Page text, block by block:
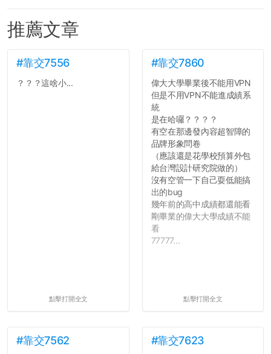
推薦文章
#靠交7556
？？？這啥小...
點擊打開全文
#靠交7860
偉大大學畢業後不能用VPN
但是不用VPN不能進成績系
統
是在哈囉？？？？
有空在那邊發內容超智障的
品牌形象問卷
（應該還是花學校預算外包
給台灣設計研究院做的）
沒有空管一下自己耍低能搞
出的bug
幾年前的高中成績都還能看
剛畢業的偉大大學成績不能
看
77777...
點擊打開全文
#靠交7562 #靠交7623